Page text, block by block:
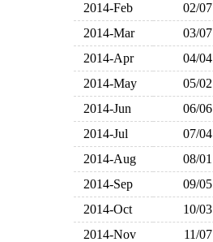
2014-Feb
02/07
2014-Mar
03/07
2014-Apr
04/04
2014-May
05/02
2014-Jun
06/06
2014-Jul
07/04
2014-Aug
08/01
2014-Sep
09/05
2014-Oct
10/03
2014-Nov
11/07